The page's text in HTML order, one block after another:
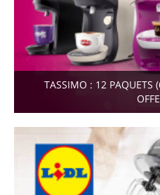
TASSIMO : 12 PAQUETS